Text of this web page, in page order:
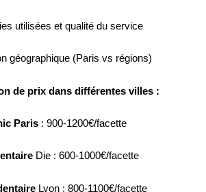
utilisées et qualité du service
géographique (Paris vs régions)
de prix dans différentes villes :
Paris: 900-1200€/facette
Die : 600-1000€/facette
Lyon : 800-1100€/facette